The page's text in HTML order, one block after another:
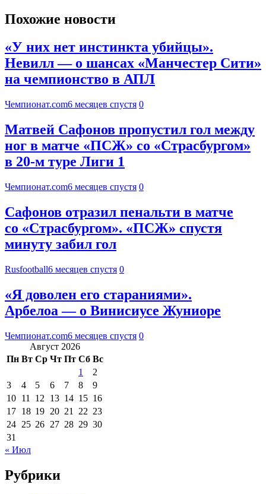
Похожие новости
«У них нет инстинкта убийцы».
Невилл — о шансах «Манчестер Сити»
на чемпионство в АПЛ
Чемпионат.com6 месяцев спустя 0
Матвей Сафонов пропустил гол между
ног в матче «ПСЖ» со «Страсбургом»
в 20-м туре Лиги 1
Чемпионат.com6 месяцев спустя 0
Сафонов отразил пенальти в матче
со «Страсбургом». «ПСЖ» спустя
минуту забил гол
Rusfootball6 месяцев спустя 0
«Я доволен его стараниями».
Арбелоа — о Винисиусе Жуниоре
Чемпионат.com6 месяцев спустя 0
Август 2026
Пн Вт Ср Чт Пт Сб Вс
1
2
3
4 5 6 7 8
9
10 11 12 13 14 15 16
17 18 19 20 21 22 23
24 25 26 27 28 29 30
31
« Июл
Рубрики